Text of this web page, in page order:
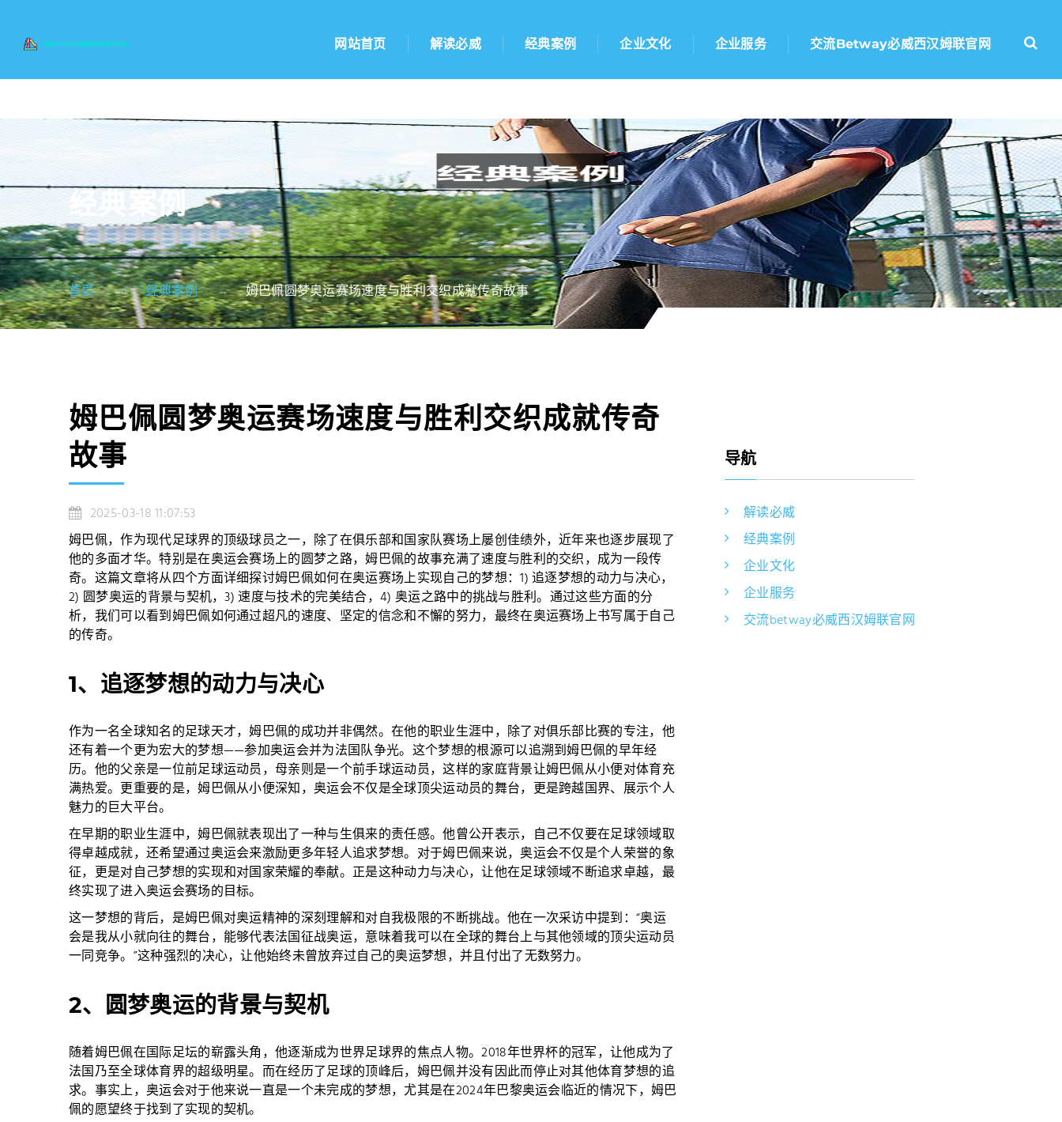
网站首页 解读必威 经典案例 企业文化 企业服务 交流betway必威西汉姆联官网
经典案例
首页 经典案例 姆巴佩圆梦奥运赛场速度与胜利交织成就传奇故事
姆巴佩圆梦奥运赛场速度与胜利交织成就传奇
故事
2025-03-18 11:07:53
姆巴佩，作为现代足球界的顶级球员之一，除了在俱乐部和国家队赛场上屡创佳绩外，近年来也逐步展现了
他的多面才华。特别是在奥运会赛场上的圆梦之路，姆巴佩的故事充满了速度与胜利的交织，成为一段传
奇。这篇文章将从四个方面详细探讨姆巴佩如何在奥运赛场上实现自己的梦想：1) 追逐梦想的动力与决心，
2) 圆梦奥运的背景与契机，3) 速度与技术的完美结合，4) 奥运之路中的挑战与胜利。通过这些方面的分
析，我们可以看到姆巴佩如何通过超凡的速度、坚定的信念和不懈的努力，最终在奥运赛场上书写属于自己
的传奇。
1、追逐梦想的动力与决心
作为一名全球知名的足球天才，姆巴佩的成功并非偶然。在他的职业生涯中，除了对俱乐部比赛的专注，他
还有着一个更为宏大的梦想——参加奥运会并为法国队争光。这个梦想的根源可以追溯到姆巴佩的早年经
历。他的父亲是一位前足球运动员，母亲则是一个前手球运动员，这样的家庭背景让姆巴佩从小便对体育充
满热爱。更重要的是，姆巴佩从小便深知，奥运会不仅是全球顶尖运动员的舞台，更是跨越国界、展示个人
魅力的巨大平台。
在早期的职业生涯中，姆巴佩就表现出了一种与生俱来的责任感。他曾公开表示，自己不仅要在足球领域取
得卓越成就，还希望通过奥运会来激励更多年轻人追求梦想。对于姆巴佩来说，奥运会不仅是个人荣誉的象
征，更是对自己梦想的实现和对国家荣耀的奉献。正是这种动力与决心，让他在足球领域不断追求卓越，最
终实现了进入奥运会赛场的目标。
这一梦想的背后，是姆巴佩对奥运精神的深刻理解和对自我极限的不断挑战。他在一次采访中提到：“奥运
会是我从小就向往的舞台，能够代表法国征战奥运，意味着我可以在全球的舞台上与其他领域的顶尖运动员
一同竞争。”这种强烈的决心，让他始终未曾放弃过自己的奥运梦想，并且付出了无数努力。
2、圆梦奥运的背景与契机
随着姆巴佩在国际足坛的崭露头角，他逐渐成为世界足球界的焦点人物。2018年世界杯的冠军，让他成为了
法国乃至全球体育界的超级明星。而在经历了足球的顶峰后，姆巴佩并没有因此而停止对其他体育梦想的追
求。事实上，奥运会对于他来说一直是一个未完成的梦想，尤其是在2024年巴黎奥运会临近的情况下，姆巴
佩的愿望终于找到了实现的契机。
导航
解读必威
经典案例
企业文化
企业服务
交流betway必威西汉姆联官网